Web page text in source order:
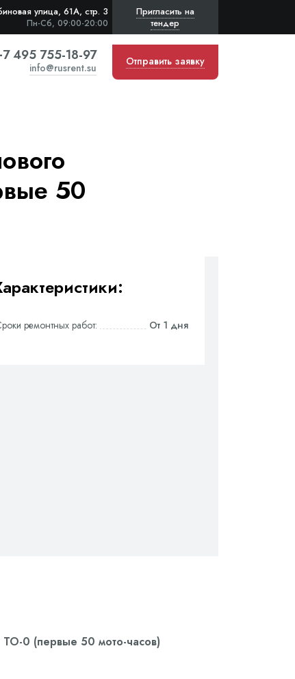
улица, 61А, стр. 3
Пн-Сб, 09:00-20:00
Пригласить на
тендер
495 755-18-97
info@rusrent.su Отправить заявку
50
ремонтных работ: От 1 дня
ТО-0 (первые 50 мото-часов)